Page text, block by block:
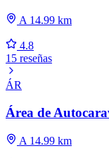
A 14.99 km
4.8
15 reseñas
ÁR
Área de
A 14.99 km